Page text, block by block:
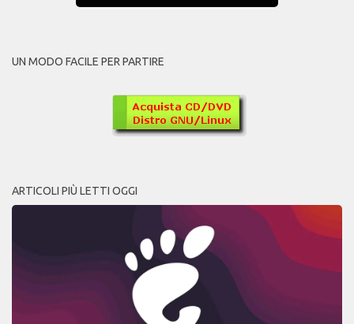
UN MODO FACILE PER PARTIRE
ARTICOLI PIÙ LETTI OGGI